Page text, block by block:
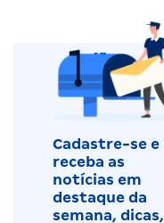
Cadastre-se e
receba as
notícias em
destaque da
semana, dicas,